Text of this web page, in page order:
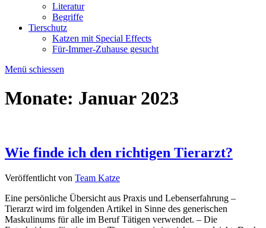
Literatur
Begriffe
Tierschutz
Katzen mit Special Effects
Für-Immer-Zuhause gesucht
Menü schiessen
Monate: Januar 2023
Wie finde ich den richtigen Tierarzt?
Veröffentlicht von Team Katze
Eine persönliche Übersicht aus Praxis und Lebenserfahrung –
Tierarzt wird im folgenden Artikel in Sinne des generischen
Maskulinums für alle im Beruf Tätigen verwendet. – Die